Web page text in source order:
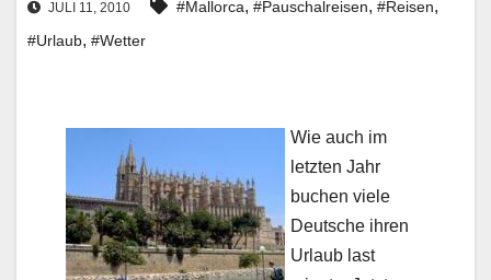
JULI 11, 2010 #Mallorca, #Pauschalreisen, #Reisen,
#Urlaub, #Wetter
Wie auch im
letzten Jahr
buchen viele
Deutsche ihren
Urlaub last